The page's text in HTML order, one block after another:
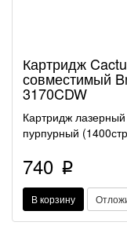
Картридж
совместимый
3170CDW
Картридж
пурпурный
740 p
В корзину